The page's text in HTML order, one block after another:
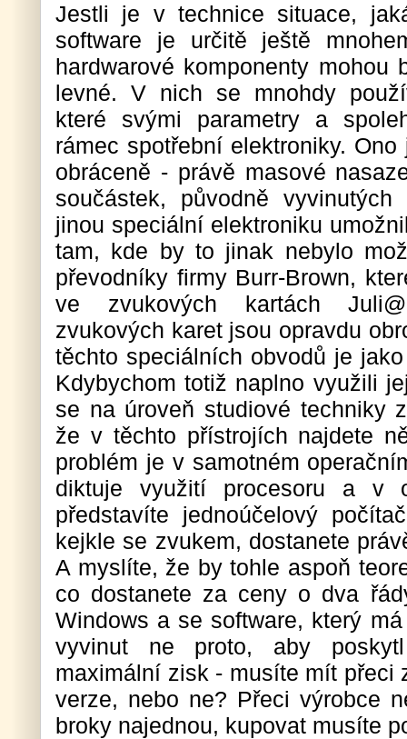
Jestli je v technice situace,
software je určitě ještě
hardwarové komponenty
levné. V nich se mnohdy
které svými parametry a
rámec spotřební elektroniky.
obráceně - právě masové
součástek, původně
jinou speciální elektroniku
tam, kde by to jinak nebylo
převodníky firmy Burr-Brown,
ve zvukových kartách
zvukových karet jsou opravdu
těchto speciálních obvodů je
Kdybychom totiž naplno využili
se na úroveň studiové techniky
že v těchto přístrojích najdete
problém je v samotném
diktuje využití procesoru a v
představíte jednoúčelový
kejkle se zvukem, dostanete
A myslíte, že by tohle aspoň
co dostanete za ceny o dva
Windows a se software, který
vyvinut ne proto, aby
maximální zisk - musíte mít přeci
verze, nebo ne? Přeci výrobce
broky najednou, kupovat musíte